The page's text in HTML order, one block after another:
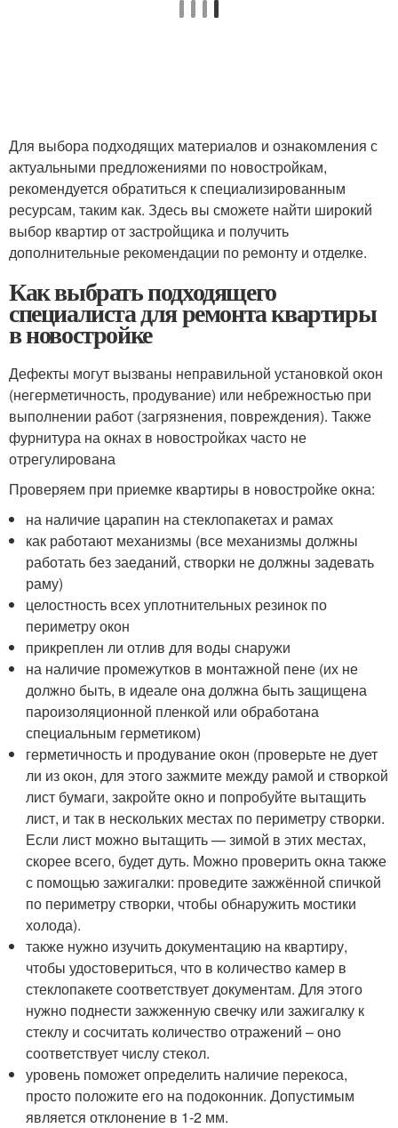
Для выбора подходящих материалов и ознакомления с
актуальными предложениями по новостройкам,
рекомендуется обратиться к специализированным
ресурсам, таким как. Здесь вы сможете найти широкий
выбор квартир от застройщика и получить
дополнительные рекомендации по ремонту и отделке.
Как выбрать подходящего
специалиста для ремонта квартиры
в новостройке
Дефекты могут вызваны неправильной установкой окон
(негерметичность, продувание) или небрежностью при
выполнении работ (загрязнения, повреждения). Также
фурнитура на окнах в новостройках часто не
отрегулирована
Проверяем при приемке квартиры в новостройке окна:
на наличие царапин на стеклопакетах и рамах
как работают механизмы (все механизмы должны
работать без заеданий, створки не должны задевать
раму)
целостность всех уплотнительных резинок по
периметру окон
прикреплен ли отлив для воды снаружи
на наличие промежутков в монтажной пене (их не
должно быть, в идеале она должна быть защищена
пароизоляционной пленкой или обработана
специальным герметиком)
герметичность и продувание окон (проверьте не дует
ли из окон, для этого зажмите между рамой и створкой
лист бумаги, закройте окно и попробуйте вытащить
лист, и так в нескольких местах по периметру створки.
Если лист можно вытащить — зимой в этих местах,
скорее всего, будет дуть. Можно проверить окна также
с помощью зажигалки: проведите зажжённой спичкой
по периметру створки, чтобы обнаружить мостики
холода).
также нужно изучить документацию на квартиру,
чтобы удостовериться, что в количество камер в
стеклопакете соответствует документам. Для этого
нужно поднести зажженную свечку или зажигалку к
стеклу и сосчитать количество отражений – оно
соответствует числу стекол.
уровень поможет определить наличие перекоса,
просто положите его на подоконник. Допустимым
является отклонение в 1-2 мм.